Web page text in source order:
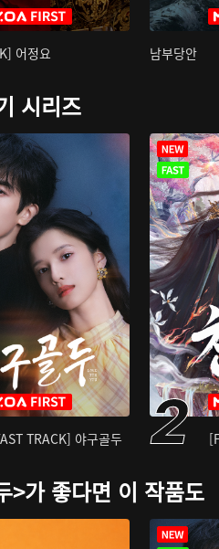
어정요 남부당안
시리즈
TRACK] 야구골두
>가 좋다면 이 작품도